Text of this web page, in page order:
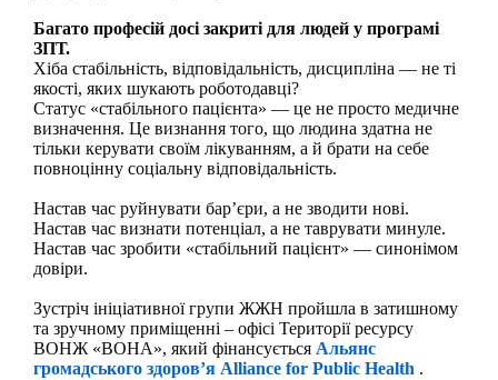
Багато професій досі закриті для людей у програмі
ЗПТ.
Хіба стабільність, відповідальність, дисципліна — не ті
якості, яких шукають роботодавці?
Статус «стабільного пацієнта» — це не просто медичне
визначення. Це визнання того, що людина здатна не
тільки керувати своїм лікуванням, а й брати на себе
повноцінну соціальну відповідальність.
Настав час руйнувати бар’єри, а не зводити нові.
Настав час визнати потенціал, а не таврувати минуле.
Настав час зробити «стабільний пацієнт» — синонімом
довіри.
Зустріч ініціативної групи ЖЖН пройшла в затишному
та зручному приміщенні – офісі Території ресурсу
ВОНЖ «ВОНА», який фінансується Альянс
громадського здоров’я Alliance for Public Health .